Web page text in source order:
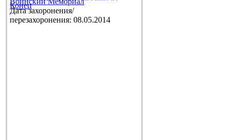
Конец
Дата захоронения/
перезахоронения: 08.05.2014